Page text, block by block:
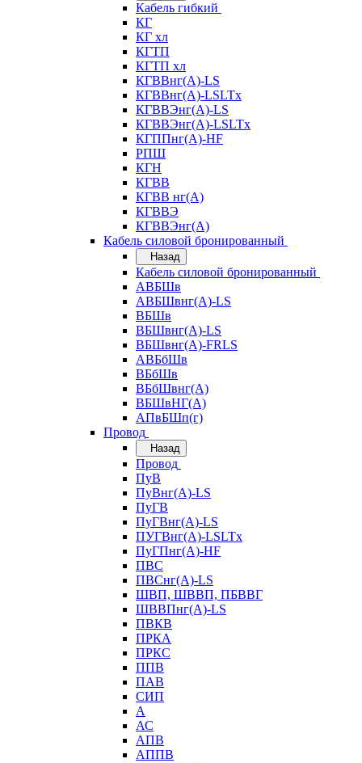
Кабель гибкий
КГ
КГ хл
КГТП
КГТП хл
КГВВнг(А)-LS
КГВВнг(А)-LSLTx
КГВВЭнг(А)-LS
КГВВЭнг(А)-LSLTx
КГППнг(А)-HF
РПШ
КГН
КГВВ
КГВВ нг(А)
КГВВЭ
КГВВЭнг(А)
Кабель силовой бронированный
Назад
Кабель силовой бронированный
АВБШв
АВБШвнг(А)-LS
ВБШв
ВБШвнг(А)-LS
ВБШвнг(А)-FRLS
АВБбШв
ВБбШв
ВБбШвнг(А)
ВБШвНГ(А)
АПвБШп(г)
Провод
Назад
Провод
ПуВ
ПуВнг(А)-LS
ПуГВ
ПуГВнг(А)-LS
ПУГВнг(А)-LSLTx
ПуГПнг(А)-HF
ПВС
ПВСнг(А)-LS
ШВП, ШВВП, ПБВВГ
ШВВПнг(А)-LS
ПВКВ
ПРКА
ПРКС
ППВ
ПАВ
СИП
А
АС
АПВ
АППВ